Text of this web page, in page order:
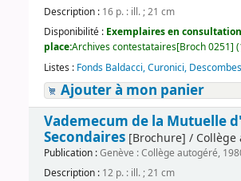
Description : 16 p. : ill. ; 21 cm
Disponibilité : Exemplaires en
place:Archives contestataires[Broch 0251]
Listes : Fonds Baldacci, Curonici, Descombes
Ajouter à mon panier
Vademecum de la Mutuelle
Secondaires[Brochure] / Collège
Publication :Genève : Collège autogéré,
Description : 12 p. : ill. ; 21 cm